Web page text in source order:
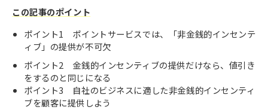
この記事のポイント
ポイント1 ポイントサービスでは、「非金銭的インセンテ
ィブ」の提供が不可欠
ポイント2 金銭的インセンティブの提供だけなら、値引き
をするのと同じになる
ポイント3 自社のビジネスに適した非金銭的インセンティ
ブを顧客に提供しよう